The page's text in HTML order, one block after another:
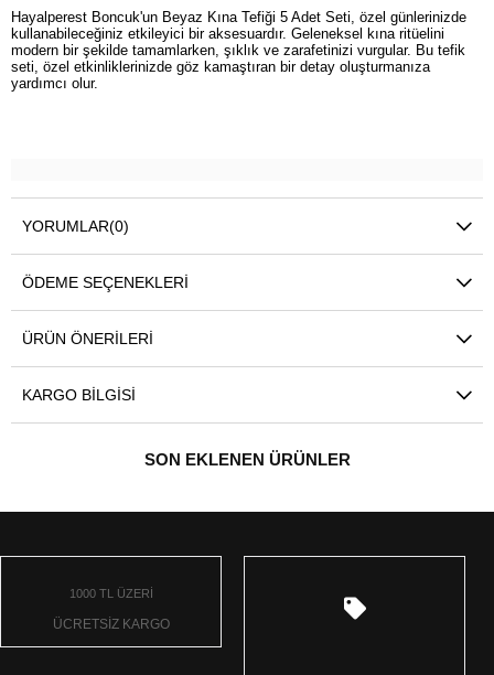
Hayalperest Boncuk'un Beyaz Kına Tefiği 5 Adet Seti, özel günlerinizde
kullanabileceğiniz etkileyici bir aksesuardır. Geleneksel kına ritüelini
modern bir şekilde tamamlarken, şıklık ve zarafetinizi vurgular. Bu tefik
seti, özel etkinliklerinizde göz kamaştıran bir detay oluşturmanıza
yardımcı olur.
YORUMLAR(0)
ÖDEME SEÇENEKLERI
ÜRÜN ÖNERILERI
KARGO BILGISI
SON EKLENEN ÜRÜNLER
1000 TL ÜZERİ
ÜCRETSİZ KARGO